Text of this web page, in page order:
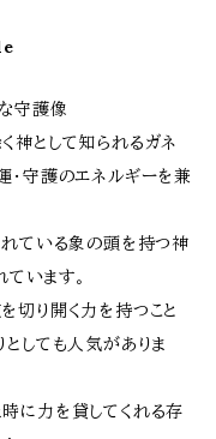
守護像
神として知られるガネ
・守護のエネルギーを兼
れている象の頭を持つ神
ています。
切り開く力を持つこと
しても人気がありま
に力を貸してくれる存